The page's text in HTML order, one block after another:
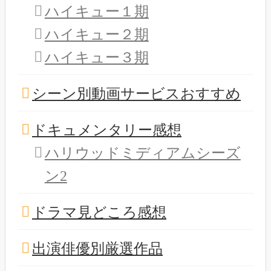
ハイキュー１期
ハイキュー２期
ハイキュー３期
シーン別動画サービスおすすめ
ドキュメンタリー感想
ハリウッドミディアムシーズ
ン2
ドラマ見どころ感想
出演俳優別厳選作品